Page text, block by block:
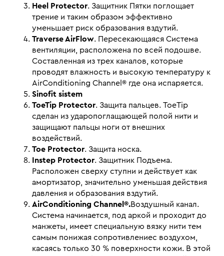
Heel Protector. Защитник Пятки поглощает
трение и таким образом эффективно
уменьшает риск образования вздутий.
Traverse AirFlow. Пересекающаяся Система
вентиляции, расположена по всей подошве.
Составленная из трех каналов, которые
проводят влажность и высокую температуру к
AirConditioning Channel® где она испаряется.
Sinofit sistem
ToeTip Protector. Защита пальцев. ToeTip
сделан из ударопоглащающей полой нити и
защищают пальцы ноги от внешних
воздействий.
Toe Protector. Защита носка.
Instep Protector. Защитник Подъема.
Расположен сверху ступни и действует как
амортизатор, значительно уменьшая действия
давления и образования вздутий.
AirConditioning Channel®.Воздушный канал.
Система начинается, под аркой и проходит до
манжеты, имеет специальную вязку нити тем
самым понижая сопротивлениес воздухом,
касаясь только 30 % поверхности кожи. В этой